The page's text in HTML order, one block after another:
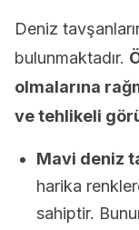
Deniz
bulunmaktadır.
olmalarına
ve tehlikeli
Mavi deniz
harika
sahiptir.